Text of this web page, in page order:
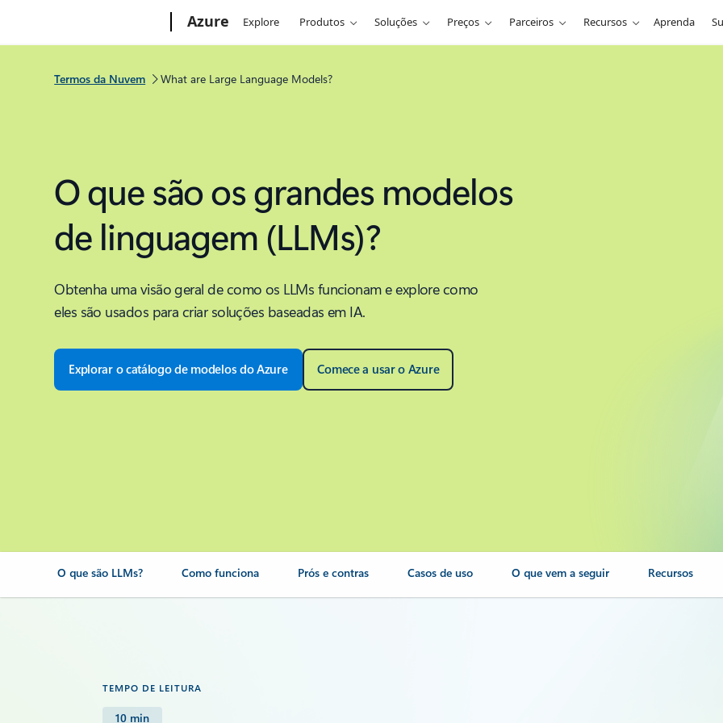
Azure Explore Produtos Soluções Preços Parceiros Recursos Aprenda
Termos da Nuvem What are Large Language Models?
O que são os grandes modelos
de linguagem (LLMs)?
Obtenha uma visão geral de como os LLMs funcionam e explore como
eles são usados para criar soluções baseadas em IA.
Explorar o catálogo de modelos do Azure Comece a usar o Azure
O que são LLMs? Como funciona Prós e contras Casos de uso O que vem a seguir Recursos
TEMPO DE LEITURA
10 min